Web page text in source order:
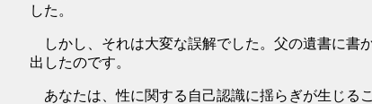
した。
しかし、それは大変な誤解でした。父の遺書に書
出したのです。
あなたは、性に関する自己認識に揺らぎが生じる